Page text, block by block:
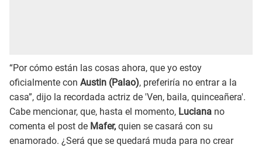
“Por cómo están las cosas ahora, que yo estoy
oficialmente con Austin (Palao), preferiría no entrar a la
casa”, dijo la recordada actriz de 'Ven, baila, quinceañera'.
Cabe mencionar, que, hasta el momento, Luciana no
comenta el post de Mafer, quien se casará con su
enamorado. ¿Será que se quedará muda para no crear